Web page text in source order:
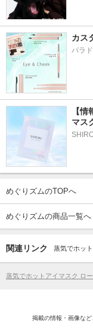
カス
パラ
【
マス
めぐりズムのTOPへ
めぐりズムの商品一覧へ
関連リンク 蒸気でホッ
蒸気でホットアイマスク ロ
掲載の情報・画像な